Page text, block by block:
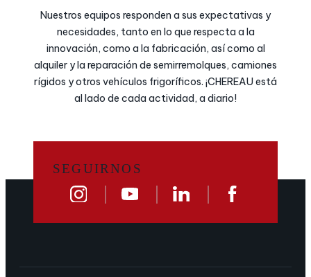
Nuestros equipos responden a sus expectativas y
necesidades, tanto en lo que respecta a la
innovación, como a la fabricación, así como al
alquiler y la reparación de semirremolques, camiones
rígidos y otros vehículos frigoríficos. ¡CHEREAU está
al lado de cada actividad, a diario!
SEGUIRNOS